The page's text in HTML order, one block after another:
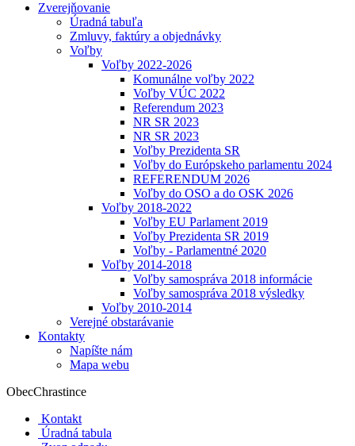
Zverejňovanie
Úradná tabuľa
Zmluvy, faktúry a objednávky
Voľby
Voľby 2022-2026
Komunálne voľby 2022
Voľby VÚC 2022
Referendum 2023
NR SR 2023
NR SR 2023
Voľby Prezidenta SR
Voľby do Európskeho parlamentu 2024
REFERENDUM 2026
Voľby do OSO a do OSK 2026
Voľby 2018-2022
Voľby EU Parlament 2019
Voľby Prezidenta SR 2019
Voľby - Parlamentné 2020
Voľby 2014-2018
Voľby samospráva 2018 informácie
Voľby samospráva 2018 výsledky
Voľby 2010-2014
Verejné obstarávanie
Kontakty
Napíšte nám
Mapa webu
ObecChrastince
Kontakt
Úradná tabula